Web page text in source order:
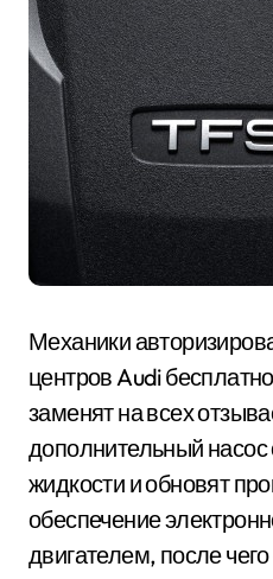
Механики
центров Audi
заменят на всех
дополнительный
жидкости и обновят
обеспечение
двигателем, после